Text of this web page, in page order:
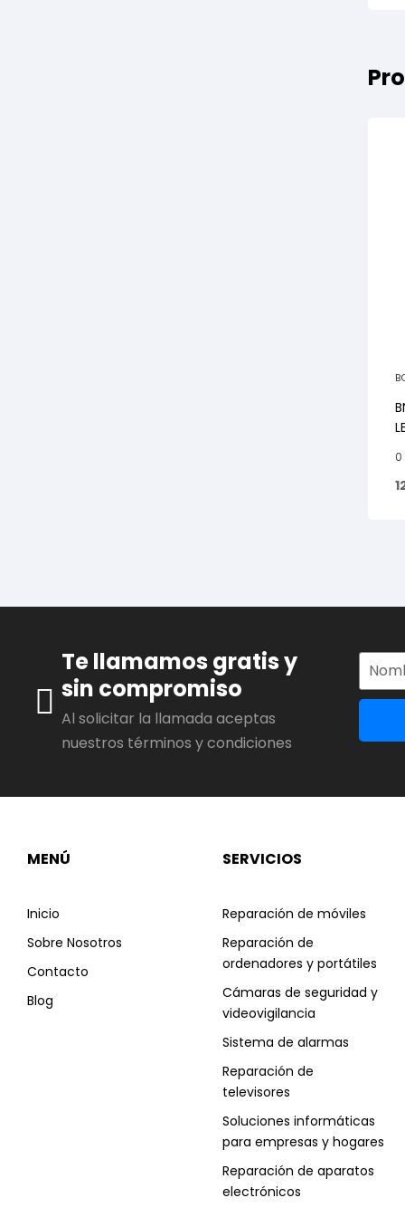
0
Te llamamos gratis y
sin compromiso
Al solicitar la llamada aceptas
nuestros términos y condiciones
MENÚ
Inicio
Sobre Nosotros
Contacto
Blog
SERVICIOS
Reparación de móviles
Reparación de
ordenadores y portátiles
Cámaras de seguridad y
videovigilancia
Sistema de alarmas
Reparación de
televisores
Soluciones informáticas
para empresas y hogares
Reparación de aparatos
electrónicos